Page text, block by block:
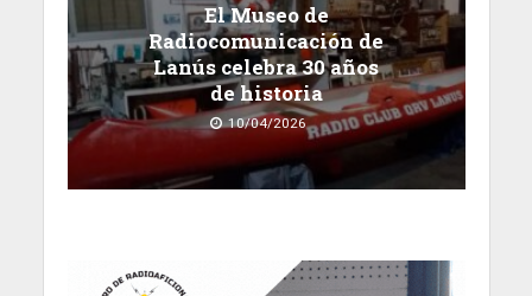
El Museo de
Radiocomunicación de
Lanús celebra 30 años
de historia
10/04/2026